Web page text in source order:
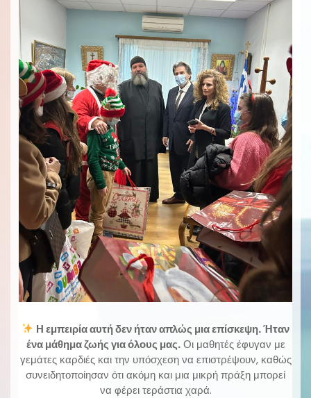
Η εμπειρία αυτή δεν ήταν απλώς μια επίσκεψη. Ήταν
ένα μάθημα ζωής για όλους μας.Οι μαθητές έφυγαν με
γεμάτες καρδιές και την υπόσχεση να επιστρέψουν, καθώς
συνειδητοποίησαν ότι ακόμη και μια μικρή πράξη μπορεί
να φέρει τεράστια χαρά.